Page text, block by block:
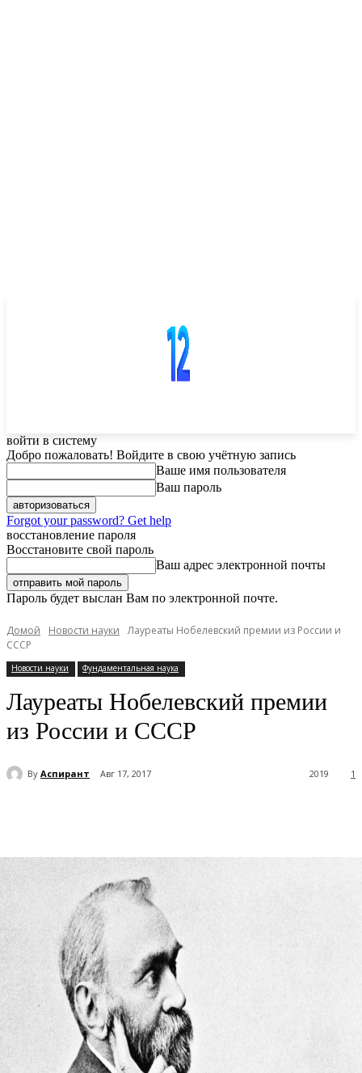
войти в систему
Добро пожаловать! Войдите в свою учётную запись
Ваше имя пользователя
Ваш пароль
Forgot your password? Get help
восстановление пароля
Восстановите свой пароль
Ваш адрес электронной почты
Пароль будет выслан Вам по электронной почте.
Домой Новости науки
Лауреаты Нобелевский премии из России и
СССР
Новости науки Фундаментальная наука
Лауреаты Нобелевский премии
из России и СССР
By Аспирант Авг 17, 2017 1
2019